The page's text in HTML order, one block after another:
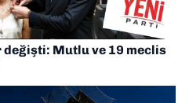
değişti: Mutlu ve 19 meclis